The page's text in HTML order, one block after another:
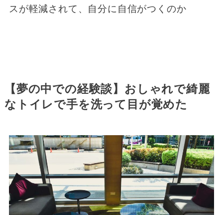
スが軽減されて、自分に自信がつくのか
【夢の中での経験談】おしゃれで綺麗
なトイレで手を洗って目が覚めた